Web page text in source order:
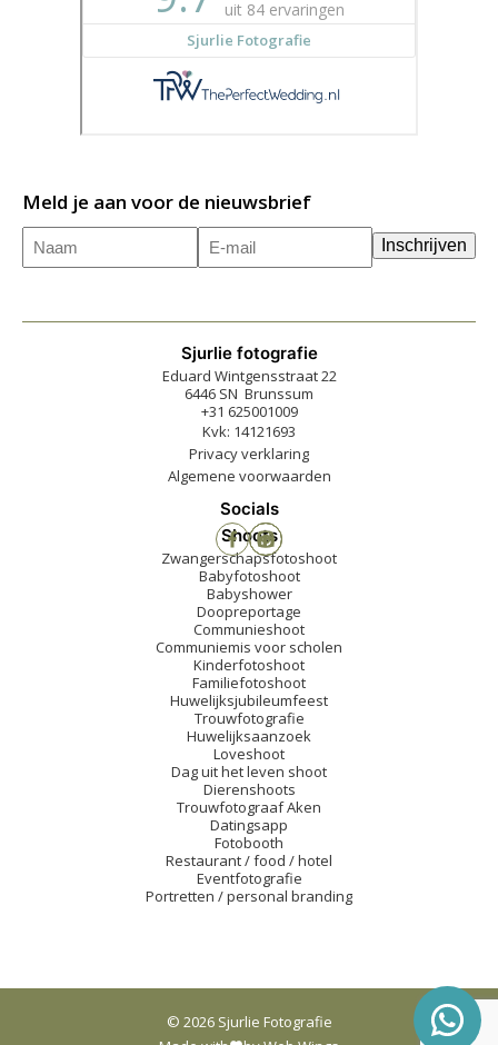
Meld je aan voor de nieuwsbrief
Naam
E-
mailadres(Vereist)
Inschrijven
Sjurlie fotografie
Eduard Wintgensstraat 22
6446 SN Brunssum
+31 625001009
Kvk: 14121693
Privacy verklaring
Algemene voorwaarden
Socials
Shoots
Zwangerschapsfotoshoot
Babyfotoshoot
Babyshower
Doopreportage
Communieshoot
Communiemis voor scholen
Kinderfotoshoot
Familiefotoshoot
Huwelijksjubileumfeest
Trouwfotografie
Huwelijksaanzoek
Loveshoot
Dag uit het leven shoot
Dierenshoots
Trouwfotograaf Aken
Datingsapp
Fotobooth
Restaurant / food / hotel
Eventfotografie
Portretten / personal branding
© 2026 Sjurlie Fotografie